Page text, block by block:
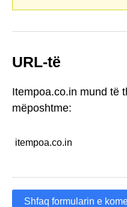
URL-të
Itempoa.co.in mund të
mëposhtme:
itempoa.co.in
Shfaq formularin e